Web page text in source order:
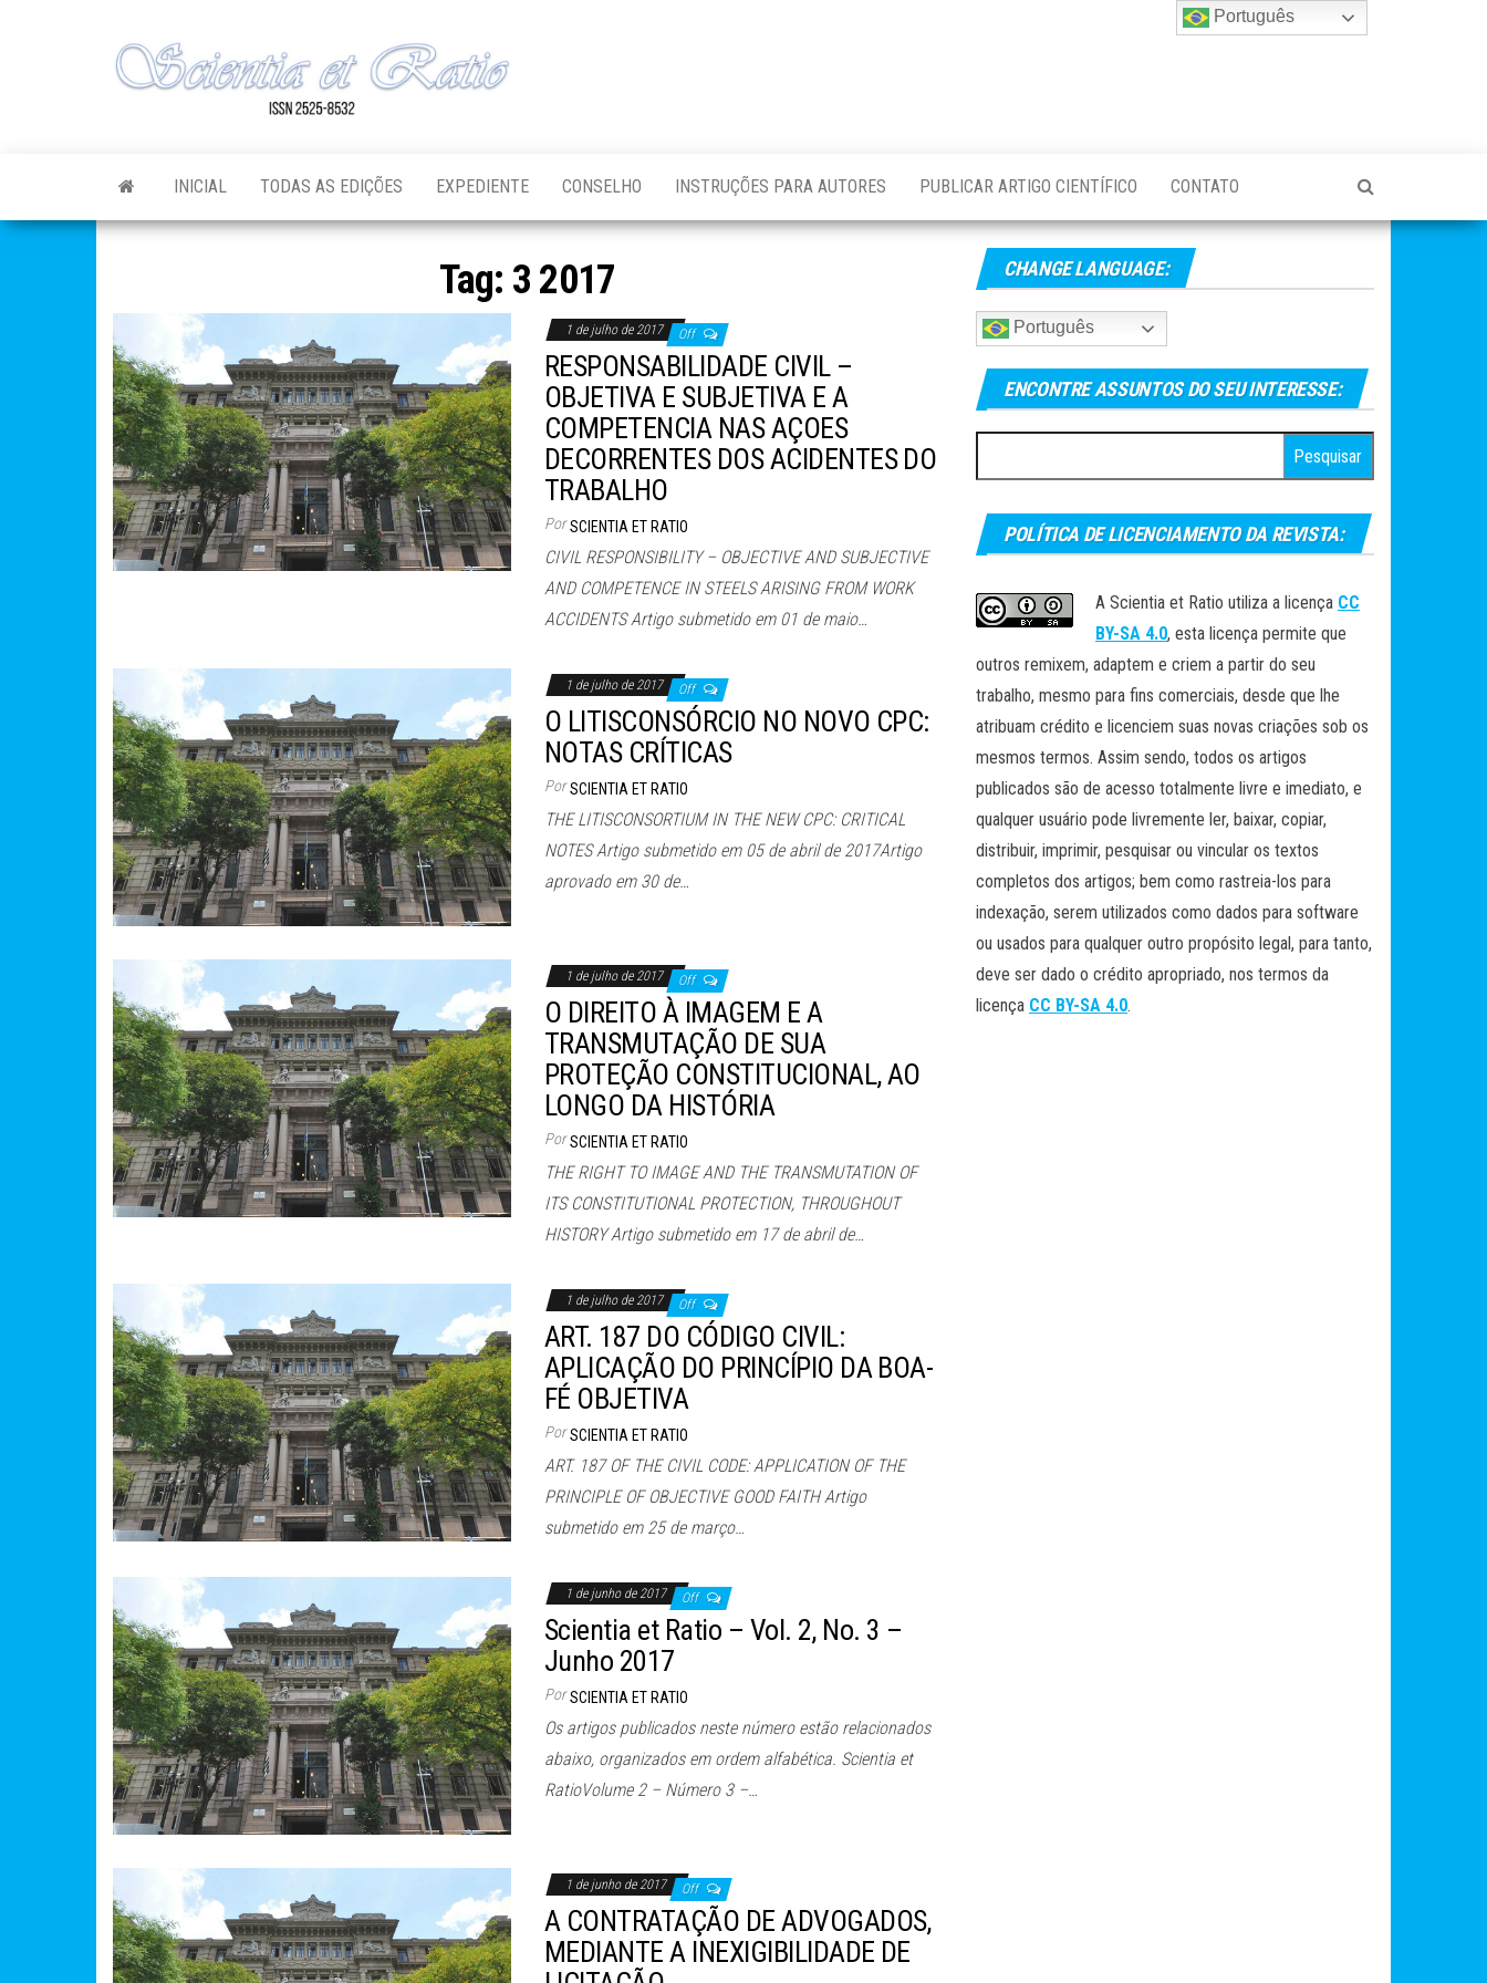
Científica
Multidisciplinar
INICIAL TODAS AS EDIÇÕES EXPEDIENTE CONSELHO INSTRUÇÕES PARA AUTORES PUBLICAR ARTIGO CIENTÍFICO CONTATO
Tag: 3 2017
1 de julho de 2017 Off
RESPONSABILIDADE CIVIL –
OBJETIVA E SUBJETIVA E A
COMPETENCIA NAS AÇOES
DECORRENTES DOS ACIDENTES DO
TRABALHO
Por SCIENTIA ET RATIO
CIVIL RESPONSIBILITY – OBJECTIVE AND SUBJECTIVE
AND COMPETENCE IN STEELS ARISING FROM WORK
ACCIDENTS Artigo submetido em 01 de maio…
1 de julho de 2017 Off
O LITISCONSÓRCIO NO NOVO CPC:
NOTAS CRÍTICAS
Por SCIENTIA ET RATIO
THE LITISCONSORTIUM IN THE NEW CPC: CRITICAL
NOTES Artigo submetido em 05 de abril de 2017Artigo
aprovado em 30 de…
1 de julho de 2017 Off
O DIREITO À IMAGEM E A
TRANSMUTAÇÃO DE SUA
PROTEÇÃO CONSTITUCIONAL, AO
LONGO DA HISTÓRIA
Por SCIENTIA ET RATIO
THE RIGHT TO IMAGE AND THE TRANSMUTATION OF
ITS CONSTITUTIONAL PROTECTION, THROUGHOUT
HISTORY Artigo submetido em 17 de abril de…
1 de julho de 2017 Off
ART. 187 DO CÓDIGO CIVIL:
APLICAÇÃO DO PRINCÍPIO DA BOA-
FÉ OBJETIVA
Por SCIENTIA ET RATIO
ART. 187 OF THE CIVIL CODE: APPLICATION OF THE
PRINCIPLE OF OBJECTIVE GOOD FAITH Artigo
submetido em 25 de março…
1 de junho de 2017 Off
Scientia et Ratio – Vol. 2, No. 3 –
Junho 2017
Por SCIENTIA ET RATIO
Os artigos publicados neste número estão relacionados
abaixo, organizados em ordem alfabética. Scientia et
RatioVolume 2 – Número 3 –…
1 de junho de 2017 Off
A CONTRATAÇÃO DE ADVOGADOS,
MEDIANTE A INEXIGIBILIDADE DE
CHANGE LANGUAGE:
Português
ENCONTRE ASSUNTOS DO SEU INTERESSE:
por:
POLÍTICA DE LICENCIAMENTO DA REVISTA:
A Scientia et Ratio utiliza a licença CC
BY-SA 4.0, esta licença permite que
outros remixem, adaptem e criem a partir do seu
trabalho, mesmo para fins comerciais, desde que lhe
atribuam crédito e licenciem suas novas criações sob os
mesmos termos. Assim sendo, todos os artigos
publicados são de acesso totalmente livre e imediato, e
qualquer usuário pode livremente ler, baixar, copiar,
distribuir, imprimir, pesquisar ou vincular os textos
completos dos artigos; bem como rastreia-los para
indexação, serem utilizados como dados para software
ou usados para qualquer outro propósito legal, para tanto,
deve ser dado o crédito apropriado, nos termos da
licença CC BY-SA 4.0.
Português